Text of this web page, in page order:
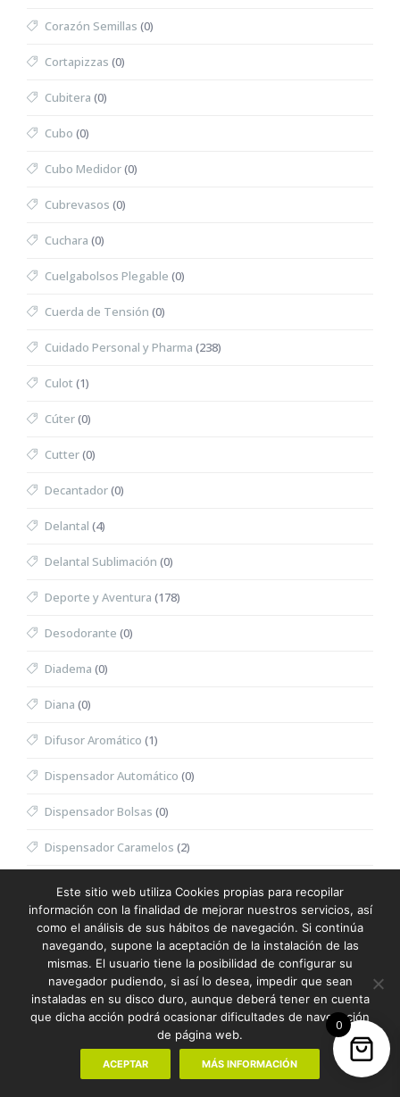
Corazón Semillas (0)
Cortapizzas (0)
Cubitera (0)
Cubo (0)
Cubo Medidor(0)
Cubrevasos (0)
Cuchara (0)
Cuelgabolsos Plegable (0)
Cuerda de Tensión (0)
Cuidado Personal y Pharma (238)
Culot (1)
Cúter(0)
Cutter(0)
Decantador(0)
Delantal (4)
Delantal Sublimación (0)
Deporte y Aventura (178)
Desodorante (0)
Diadema (0)
Diana (0)
Difusor Aromático (1)
Dispensador Automático (0)
Dispensador Bolsas (0)
Dispensador Caramelos (2)
Divot(0)
Dominó (0)
Doudou(0)
Dron (0)
Eau de Toilette Hombre
0
Este sitio web utiliza Cookies propias para recopilar
información con la finalidad de mejorar nuestros servicios, así
como el análisis de sus hábitos de navegación. Si continúa
navegando, supone la aceptación de la instalación de las
mismas. El usuario tiene la posibilidad de configurar su
navegador pudiendo, si así lo desea, impedir que sean
instaladas en su disco duro, aunque deberá tener en cuenta
que dicha acción podrá ocasionar dificultades de navegación
de página web.
ACEPTAR MÁS INFORMACIÓN